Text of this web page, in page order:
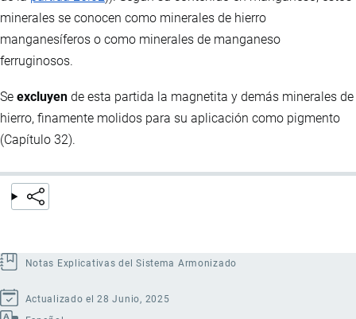
minerales se conocen como minerales de hierro
manganesíferos o como minerales de manganeso
ferruginosos.
Se excluyen de esta partida la magnetita y demás minerales de
hierro, finamente molidos para su aplicación como pigmento
(Capítulo 32).
Notas Explicativas del Sistema Armonizado
Actualizado el 28 Junio, 2025